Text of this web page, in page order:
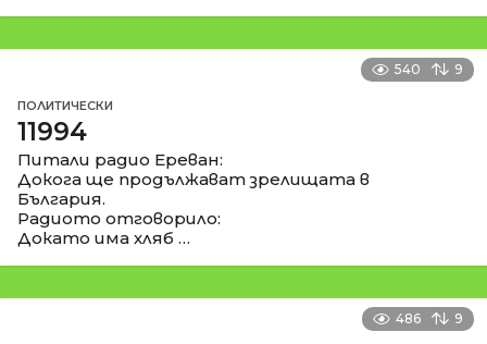
540 9
ПОЛИТИЧЕСКИ
11994
Питали радио Ереван:
Докога ще продължават зрелищата в
България.
Радиото отговорило:
Докато има хляб …
486 9